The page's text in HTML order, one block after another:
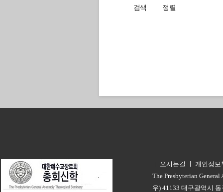
검색 정렬
오시는길 ㅣ 개인정보
The Presbyterian
우) 41133 대구광역시